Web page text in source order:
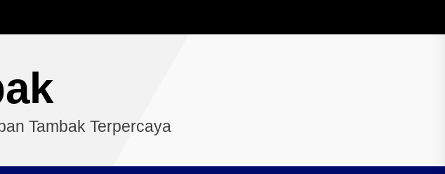
Tambak Terpercaya